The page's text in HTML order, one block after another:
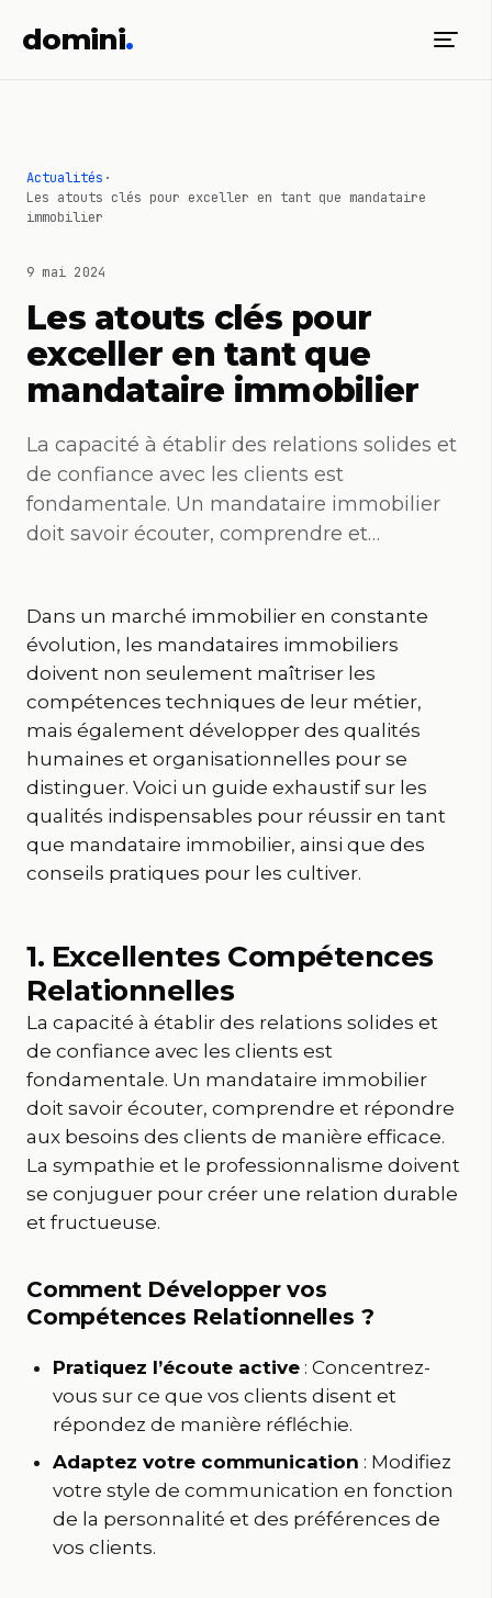
domini.
Actualités ·
Les atouts clés pour exceller en tant que mandataire
immobilier
9 mai 2024
Les atouts clés pour
exceller en tant que
mandataire immobilier
La capacité à établir des relations solides et
de confiance avec les clients est
fondamentale. Un mandataire immobilier
doit savoir écouter, comprendre et…
Dans un marché immobilier en constante
évolution, les mandataires immobiliers
doivent non seulement maîtriser les
compétences techniques de leur métier,
mais également développer des qualités
humaines et organisationnelles pour se
distinguer. Voici un guide exhaustif sur les
qualités indispensables pour réussir en tant
que mandataire immobilier, ainsi que des
conseils pratiques pour les cultiver.
1. Excellentes Compétences
Relationnelles
La capacité à établir des relations solides et
de confiance avec les clients est
fondamentale. Un mandataire immobilier
doit savoir écouter, comprendre et répondre
aux besoins des clients de manière efficace.
La sympathie et le professionnalisme doivent
se conjuguer pour créer une relation durable
et fructueuse.
Comment Développer vos
Compétences Relationnelles ?
Pratiquez l’écoute active : Concentrez-
vous sur ce que vos clients disent et
répondez de manière réfléchie.
Adaptez votre communication : Modifiez
votre style de communication en fonction
de la personnalité et des préférences de
vos clients.